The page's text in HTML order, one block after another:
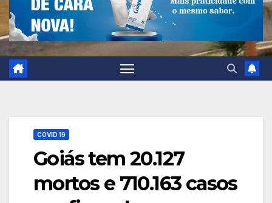
COVID 19
Goiás tem 20.127
mortos e 710.163 casos